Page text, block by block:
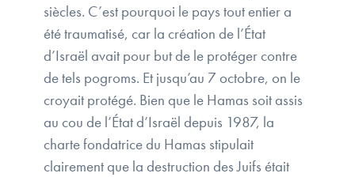
siècles. C’est pourquoi le pays tout entier a
été traumatisé, car la création de l’État
d’Israël avait pour but de le protéger contre
de tels pogroms. Et jusqu’au 7 octobre, on le
croyait protégé. Bien que le Hamas soit assis
au cou de l’État d’Israël depuis 1987, la
charte fondatrice du Hamas stipulait
clairement que la destruction des Juifs était